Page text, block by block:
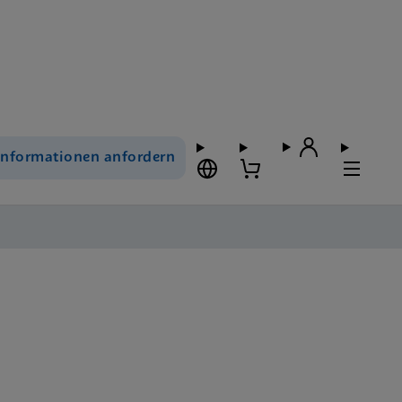
Informationen anfordern